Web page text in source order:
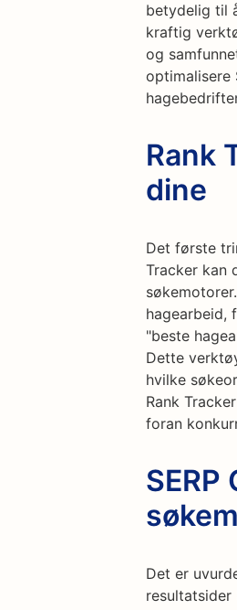
betydelig til
kraftig
og
optimalisere
Rank
dine
Det første
Tracker kan
hagearbeid,
"beste
Dette
hvilke
Rank
foran
Det er
resultatsider